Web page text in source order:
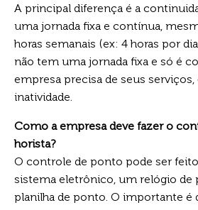
A principal diferença é a
uma jornada fixa e contínua,
horas semanais (ex: 4 horas por
não tem uma jornada fixa e só é
empresa precisa de seus
inatividade.
Como a empresa deve fazer o
horista?
O controle de ponto pode ser
sistema eletrônico, um relógio de
planilha de ponto. O importante é